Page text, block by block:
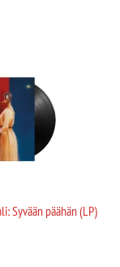
Syvään päähän (LP)